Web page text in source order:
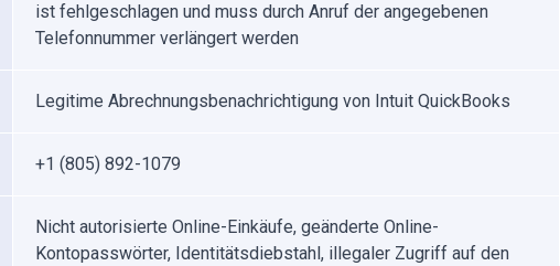
ist fehlgeschlagen und muss durch Anruf der angegebenen
Telefonnummer verlängert werden
Legitime Abrechnungsbenachrichtigung von Intuit QuickBooks
+1 (805) 892-1079
Nicht autorisierte Online-Einkäufe, geänderte Online-
Kontopasswörter, Identitätsdiebstahl, illegaler Zugriff auf den